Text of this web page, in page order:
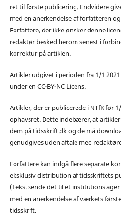
ret til første publicering. Endvidere
med en anerkendelse af forfatteren
Forfattere, der ikke ønsker denne
redaktør besked herom senest i
korrektur på artiklen.
Artikler udgivet i perioden fra 1/1
under en CC-BY-NC Licens.
Artikler, der er publicerede i NTfK før
ophavsret. Dette indebærer, at
dem på tidsskrift.dk og de må
genudgives uden aftale med
Forfattere kan indgå flere separate
eksklusiv distribution af tidsskriftets
(f.eks. sende det til et
med en anerkendelse af værkets
tidsskrift.